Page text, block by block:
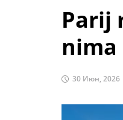
Parij
nima
30 Июн, 2026